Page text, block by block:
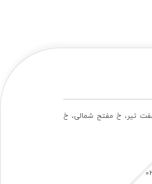
تير، خ مفتح شمالی، خ